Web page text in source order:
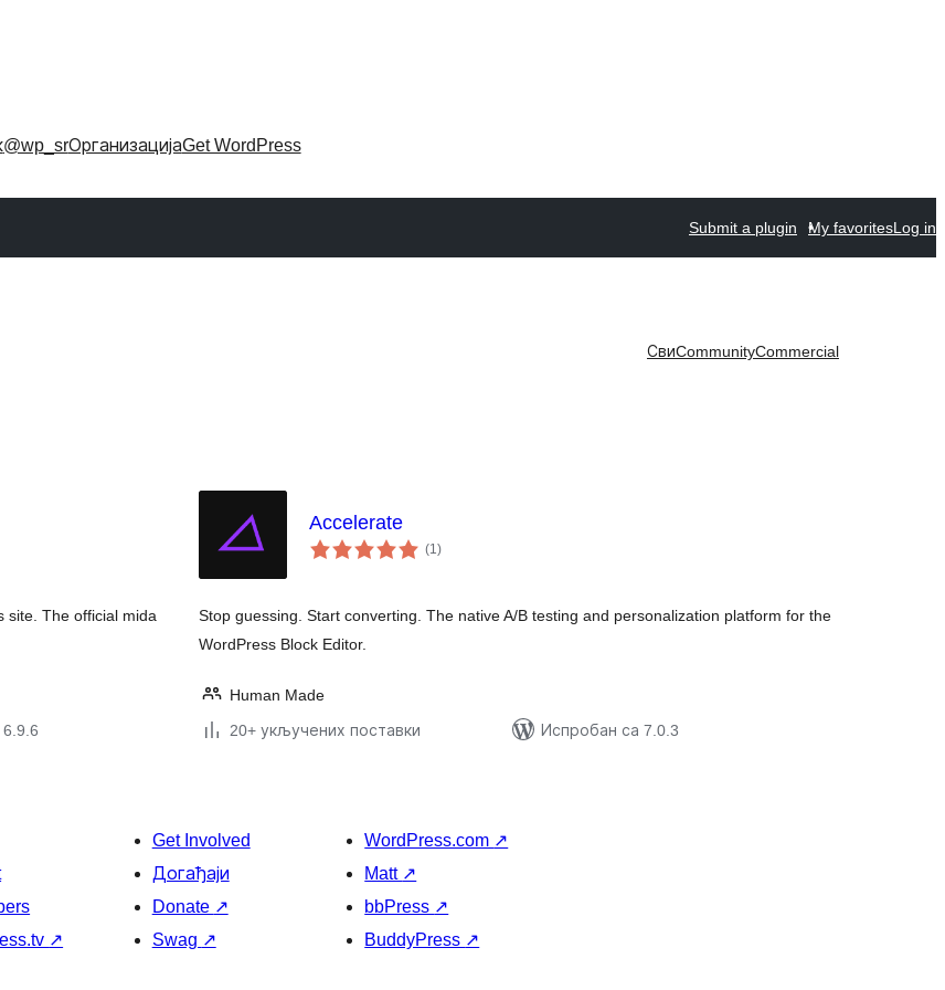
@wp_srОрганизацијаGet WordPress
Submit a plugin My favoritesLog in
СвиCommunityCommercial
site. The official mida
Accelerate
(1укупних
оцена
)
Stop guessing. Start converting. The native A/B testing and personalization platform for the
WordPress Block Editor.
Human Made
20+ укључених поставки
Испробан са 7.0.3
↗
Get Involved
Догађаји
Donate ↗
Swag ↗
WordPress.com ↗
Matt ↗
bbPress ↗
BuddyPress ↗